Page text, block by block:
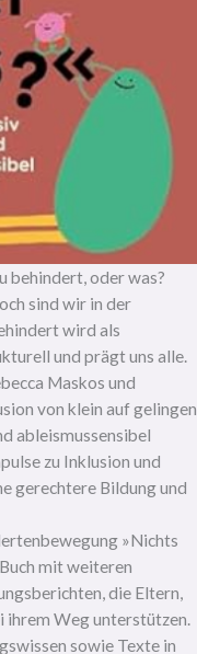
behindert, oder was?
sind wir in der
wird als
und prägt uns alle.
Maskos und
von klein auf gelingen
ableismussensibel
zu Inklusion und
gerechtere Bildung und
»Nichts
mit weiteren
die Eltern,
ihrem Weg unterstützen.
sowie Texte in